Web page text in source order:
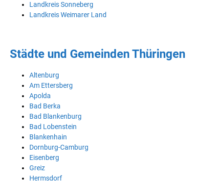
Landkreis Sonneberg
Landkreis Weimarer Land
Städte und Gemeinden Thüringen
Altenburg
Am Ettersberg
Apolda
Bad Berka
Bad Blankenburg
Bad Lobenstein
Blankenhain
Dornburg-Camburg
Eisenberg
Greiz
Hermsdorf